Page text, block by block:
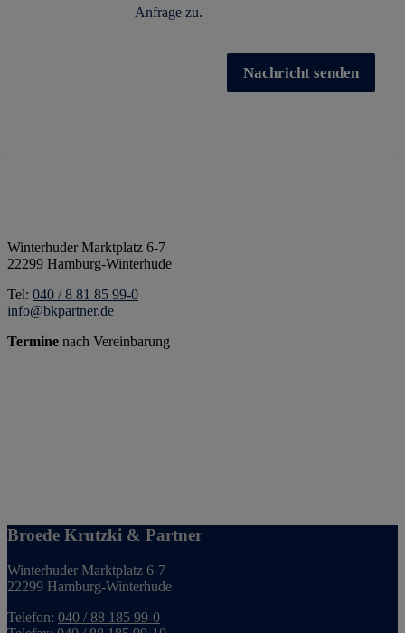
Anfrage zu.
Nachricht senden
Winterhuder Marktplatz 6-7
22299 Hamburg-Winterhude
Tel: 040 / 8 81 85 99-0
info@bkpartner.de
Termine nach Vereinbarung
Broede Krutzki & Partner
Winterhuder Marktplatz 6-7
22299 Hamburg-Winterhude
Telefon: 040 / 88 185 99-0